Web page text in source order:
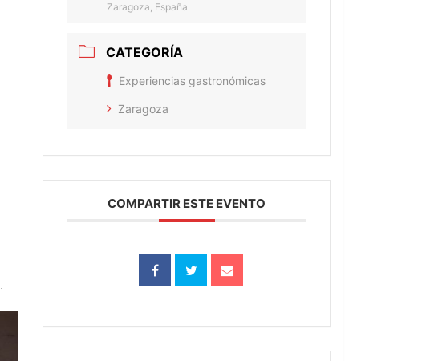
Zaragoza, España
CATEGORÍA
Experiencias gastronómicas
Zaragoza
COMPARTIR ESTE EVENTO